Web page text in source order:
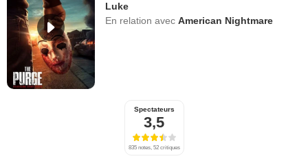
Luke
En relation avec American Nightmare
Spectateurs
3,5
835 notes, 52 critiques